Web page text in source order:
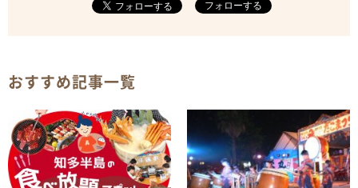
フォローする
おすすめ記事一覧